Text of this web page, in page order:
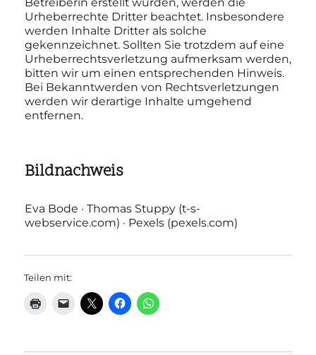
Urheberrechte Dritter beachtet. Insbesondere
werden Inhalte Dritter als solche
gekennzeichnet. Sollten Sie trotzdem auf eine
Urheberrechtsverletzung aufmerksam werden,
bitten wir um einen entsprechenden Hinweis.
Bei Bekanntwerden von Rechtsverletzungen
werden wir derartige Inhalte umgehend
entfernen.
Bildnachweis
Eva Bode · Thomas Stuppy (t-s-
webservice.com) · Pexels (pexels.com)
Teilen mit: